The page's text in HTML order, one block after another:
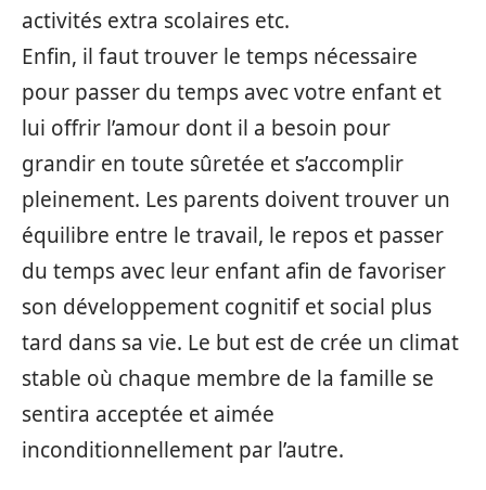
activités extra scolaires etc.
Enfin, il faut trouver le temps nécessaire
pour passer du temps avec votre enfant et
lui offrir l’amour dont il a besoin pour
grandir en toute sûretée et s’accomplir
pleinement. Les parents doivent trouver un
équilibre entre le travail, le repos et passer
du temps avec leur enfant afin de favoriser
son développement cognitif et social plus
tard dans sa vie. Le but est de crée un climat
stable où chaque membre de la famille se
sentira acceptée et aimée
inconditionnellement par l’autre.